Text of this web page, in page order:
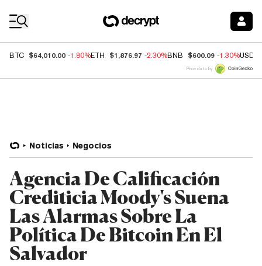
BTC $64,010.00 -1.80%ETH $1,876.97 -2.30%BNB $600.09 -1.30%USDC
Price data by
Noticias Negocios
Agencia De Calificación
Crediticia Moody's Suena
Las Alarmas Sobre La
Política De Bitcoin En El
Salvador